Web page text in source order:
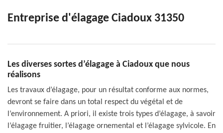
Entreprise d'élagage Ciadoux 31350
Les diverses sortes d’élagage à Ciadoux que nous
réalisons
Les travaux d’élagage, pour un résultat conforme aux normes,
devront se faire dans un total respect du végétal et de
l’environnement. A priori, il existe trois types d’élagage, à savoir
l’élagage fruitier, l’élagage ornemental et l’élagage sylvicole. En